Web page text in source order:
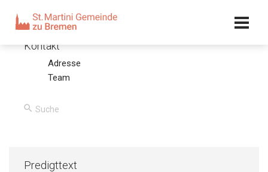
Kalender
Kontakt
Adresse
Team
Bischof David Rakotonirina
Predigttext